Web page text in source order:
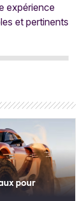
expérience
et pertinents
pour